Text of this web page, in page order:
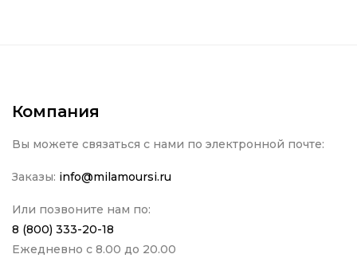
Компания
Вы можете связаться с нами по электронной почте:
Заказы: info@milamoursi.ru
Или позвоните нам по:
8 (800) 333-20-18
Ежедневно с 8.00 до 20.00